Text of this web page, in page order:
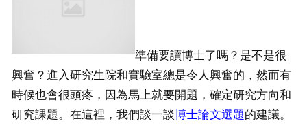
準備要讀博士了嗎？是不是很
興奮？進入研究生院和實驗室總是令人興奮的，然而有
時候也會很頭疼，因為馬上就要開題，確定研究方向和
研究課題。在這裡，我們談一談博士論文選題的建議。